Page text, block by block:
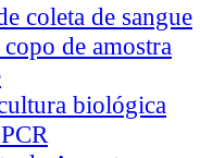
coleta de sangue
de amostra
biológica